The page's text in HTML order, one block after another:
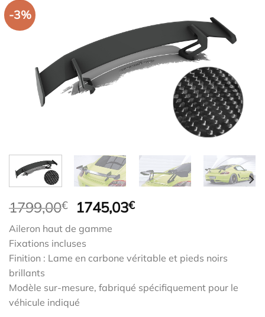
-3%
1799,00€
Le
initial
était :
1799,00€.
1745,03€Le
1745,03€.
Aileron haut de gamme
Fixations incluses
Finition : Lame en carbone véritable et pieds noirs
brillants
Modèle sur-mesure, fabriqué spécifiquement pour le
véhicule indiqué